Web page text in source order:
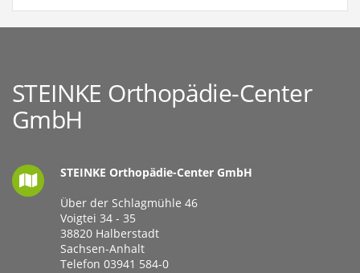
STEINKE Orthopädie-Center
GmbH
STEINKE Orthopädie-Center GmbH
Über der Schlagmühle 46
Voigtei 34 - 35
38820 Halberstadt
Sachsen-Anhalt
Telefon 03941 584-0